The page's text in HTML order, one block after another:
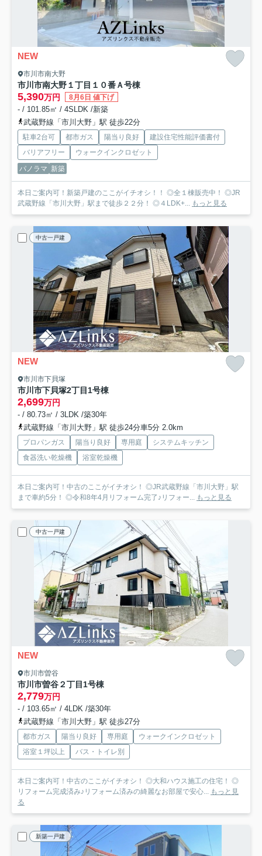
NEW
市川市南大野
市川市南大野１丁目１０番Ａ号棟
5,390万円 8月6日 値下げ
- / 101.85㎡ / 4SLDK /新築
武蔵野線「市川大野」駅 徒歩22分
駐車2台可 都市ガス 陽当り良好
建設住宅性能評価書付
バリアフリー
ウォークインクロゼット
パノラマ 新築
本日ご案内可！新築戸建のここがイチオシ！！ ◎全１棟販売中！ ◎JR
武蔵野線「市川大野」駅まで徒歩２２分！ ◎４LDK+... もっと見る
中古一戸建
NEW
市川市下貝塚
市川市下貝塚2丁目 1号棟
2,699万円
- / 80.73㎡ / 3LDK /築30年
武蔵野線「市川大野」駅 徒歩24分車5分 2.0km
プロパンガス 陽当り良好 専用庭
システムキッチン
食器洗い乾燥機
浴室乾燥機
本日ご案内可！中古のここがイチオシ！ ◎JR武蔵野線「市川大野」駅
まで車約5分！ ◎令和8年4月リフォーム完了♪リフォー... もっと見る
中古一戸建
NEW
市川市曽谷
市川市曽谷２丁目 1号棟
2,779万円
- / 103.65㎡ / 4LDK /築30年
武蔵野線「市川大野」駅 徒歩27分
都市ガス 陽当り良好 専用庭
ウォークインクロゼット
浴室１坪以上
バス・トイレ別
本日ご案内可！中古のここがイチオシ！ ◎大和ハウス施工の住宅！ ◎
リフォーム完成済み♪リフォーム済みの綺麗なお部屋で安心... もっと見
る
新築一戸建